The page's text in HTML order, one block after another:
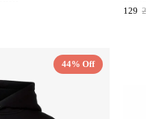
129
44% Off